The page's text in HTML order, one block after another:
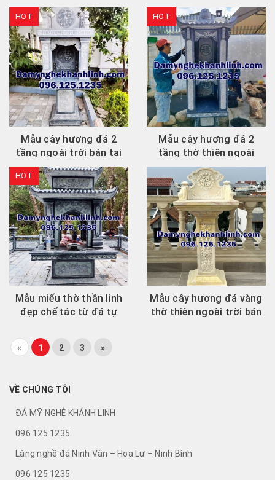
Tĩnh
thủy bán tại Quảng...
HOT
Mẫu cây hương đá 2
tầng ngoài trời bán tại
Thái Nguyên CHD329
HOT
Mẫu cây hương đá 2
tầng thờ thiên ngoài
trời đẹp CHD328
HOT
Mẫu miếu thờ thần linh
đẹp chế tác từ đá tự
Mẫu cây hương đá vàng
thờ thiên ngoài trời bán
« 1 2 3 »
VỀ CHÚNG TÔI
ĐÁ MỸ NGHỆ KHÁNH LINH
096 125 1235
Làng nghề đá Ninh Vân – Hoa Lư – Ninh Bình
096 125 1235